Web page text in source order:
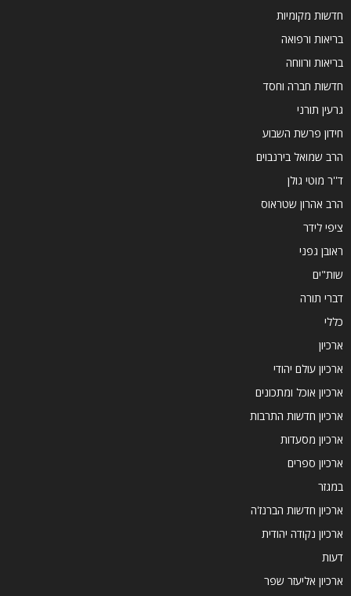
חדשות מקומיות
בריאות ורפואה
בריאות ורווחה
חדשות חברה וחסד
גרעין תורני
חידון פרשת השבוע
הרב שמואל בירנבוים
ד''ר מוטי גולן
הרב אהרון שטראוס
ציפי לידר
ראובן גפני
שות"ים
דברי תורה
כללי
ארכיון
ארכיון עולם יהודי
ארכיון אוכל ומתכונים
ארכיון חדשות התרבות
ארכיון מסעדות
ארכיון ספרים
במגזר
ארכיון חדשות הברנז'ה
ארכיון נקודה יהודית
דעות
ארכיון אליעזר שפר